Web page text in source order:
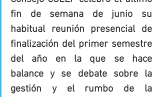
fin de semana de junio su
habitual reunión presencial de
finalización del primer semestre
del año en la que se hace
balance y se debate sobre la
gestión y el rumbo de la